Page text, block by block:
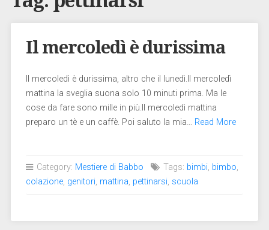
Il mercoledì è durissima
Il mercoledì è durissima, altro che il lunedì.Il mercoledì
mattina la sveglia suona solo 10 minuti prima. Ma le
cose da fare sono mille in più.Il mercoledì mattina
preparo un tè e un caffè. Poi saluto la mia… Read More
Category: Mestiere di Babbo Tags: bimbi, bimbo,
colazione, genitori, mattina, pettinarsi, scuola